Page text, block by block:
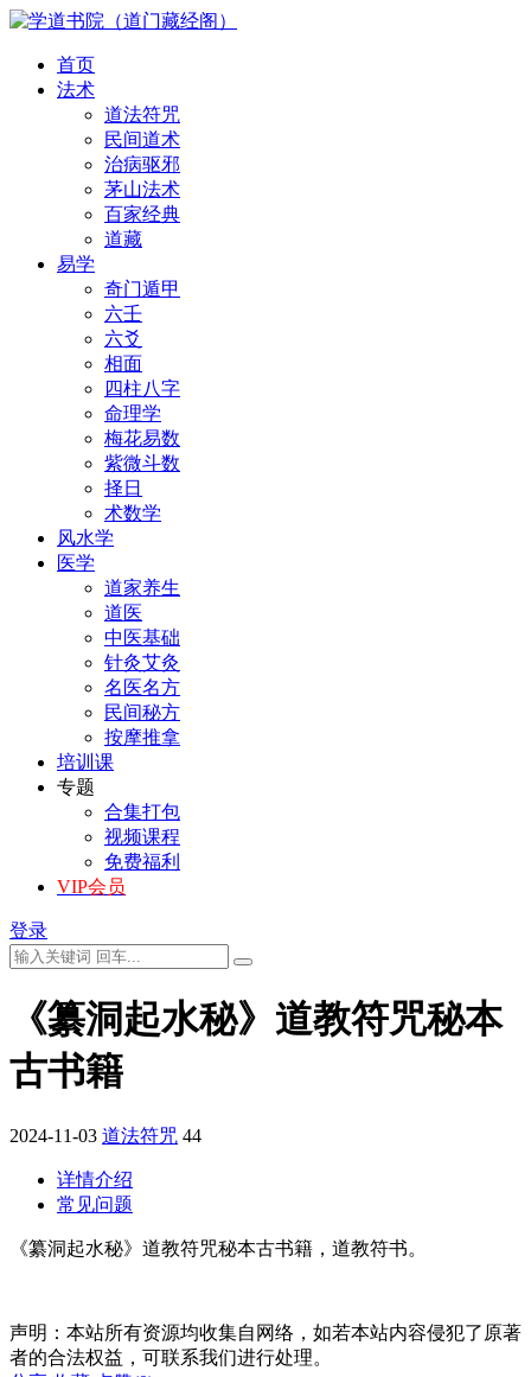
首页
法术
道法符咒
民间道术
治病驱邪
茅山法术
百家经典
道藏
易学
奇门遁甲
六壬
六爻
相面
四柱八字
命理学
梅花易数
紫微斗数
择日
术数学
风水学
医学
道家养生
道医
中医基础
针灸艾灸
名医名方
民间秘方
按摩推拿
培训课
专题
合集打包
视频课程
免费福利
VIP会员
登录
《纂洞起水秘》道教符咒秘本
古书籍
2024-11-03 道法符咒 44
详情介绍
常见问题
《纂洞起水秘》道教符咒秘本古书籍，道教符书。
声明：本站所有资源均收集自网络，如若本站内容侵犯了原著
者的合法权益，可联系我们进行处理。